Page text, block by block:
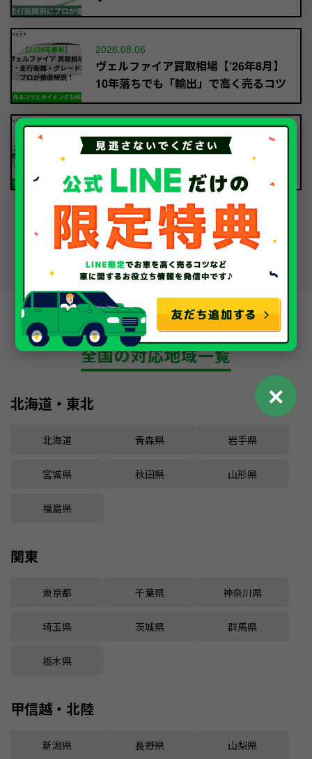
2026.08.06
ヴェルファイア買取相場【’26年8月】
10年落ちでも「輸出」で高く売るコツ
2026.08.05
デリカD:5買取相場【’26年8月】10年
落ちを「輸出」で高く売るコツ
車のお役立ちコラム一覧
車買取・中古車査定
全国の対応地域一覧
北海道・東北
北海道 青森県 岩手県
宮城県 秋田県 山形県
福島県
関東
東京都 千葉県 神奈川県
埼玉県 茨城県 群馬県
栃木県
甲信越・北陸
新潟県 長野県 山梨県
✕